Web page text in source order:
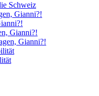
Schweiz
Gianni?!
Gianni?!
Gianni?!